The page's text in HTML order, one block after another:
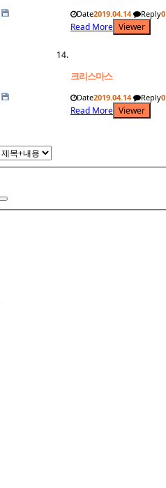
Date2019.04.14 Reply0
Read More Viewer
크리스마스
Date2019.04.14 Reply0
Read More Viewer